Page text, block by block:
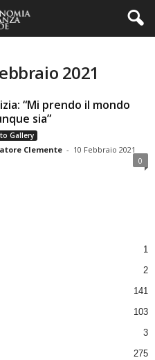
2021
“Mi prendo il mondo
sia”
Gallery
Clemente - 10 Febbraio 2021
0
1
2
141
103
3
275